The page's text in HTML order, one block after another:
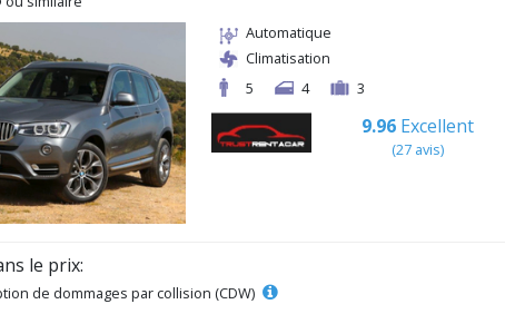
Automatique
Climatisation
5
4 3
9.96 Excellent
(27 avis)
le prix:
de dommages par collision (CDW)